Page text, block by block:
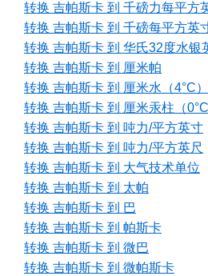
转换 吉帕斯卡 到 千磅力每平方
转换 吉帕斯卡 到 千磅每平方英
转换 吉帕斯卡 到 华氏32度水银
转换 吉帕斯卡 到 厘米帕
转换 吉帕斯卡 到 厘米水（4°C）
转换 吉帕斯卡 到 厘米汞柱（0°C
转换 吉帕斯卡 到 吨力/平方英寸
转换 吉帕斯卡 到 吨力/平方英尺
转换 吉帕斯卡 到 大气技术单位
转换 吉帕斯卡 到 太帕
转换 吉帕斯卡 到 巴
转换 吉帕斯卡 到 帕斯卡
转换 吉帕斯卡 到 微巴
转换 吉帕斯卡 到 微帕斯卡